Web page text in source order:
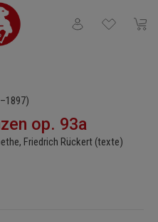
Vous avez 0Le
op. 93a
Friedrich Rückert (texte)